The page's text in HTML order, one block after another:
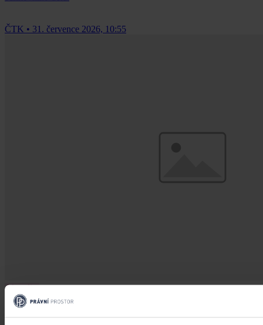
ČTK • 31. července 2026, 10:55
Aktuality
Změnu financování ČT, kterou plánuje